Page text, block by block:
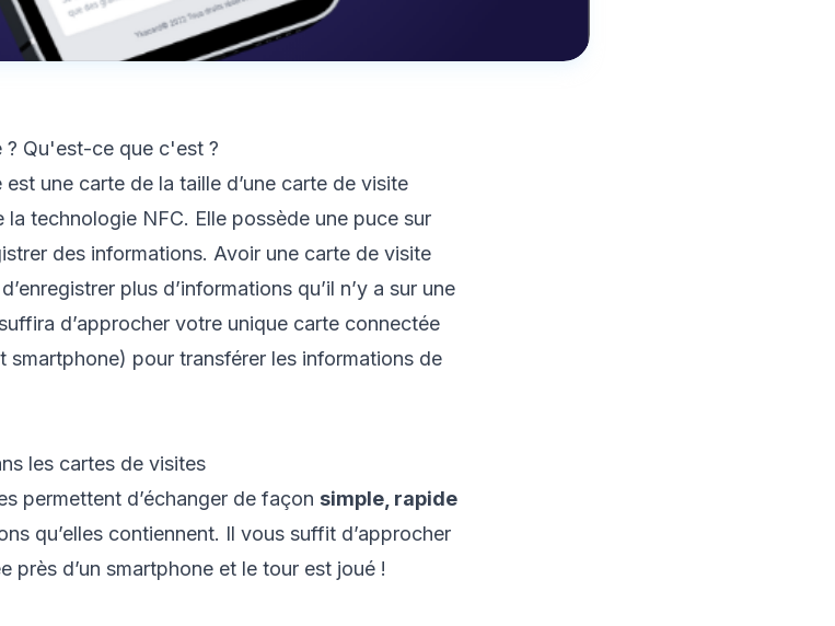
? Qu'est-ce que c'est ?
une carte de la taille d’une carte de visite
la technologie NFC. Elle possède une puce sur
des informations. Avoir une carte de visite
plus d’informations qu’il n’y a sur une
d’approcher votre unique carte connectée
smartphone) pour transférer les informations de
les cartes de visites
permettent d’échanger de façon simple, rapide
qu’elles contiennent. Il vous suffit d’approcher
près d’un smartphone et le tour est joué !